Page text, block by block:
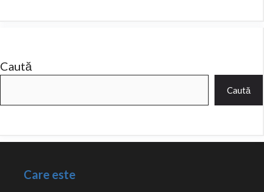
Caută
Caută
Care este